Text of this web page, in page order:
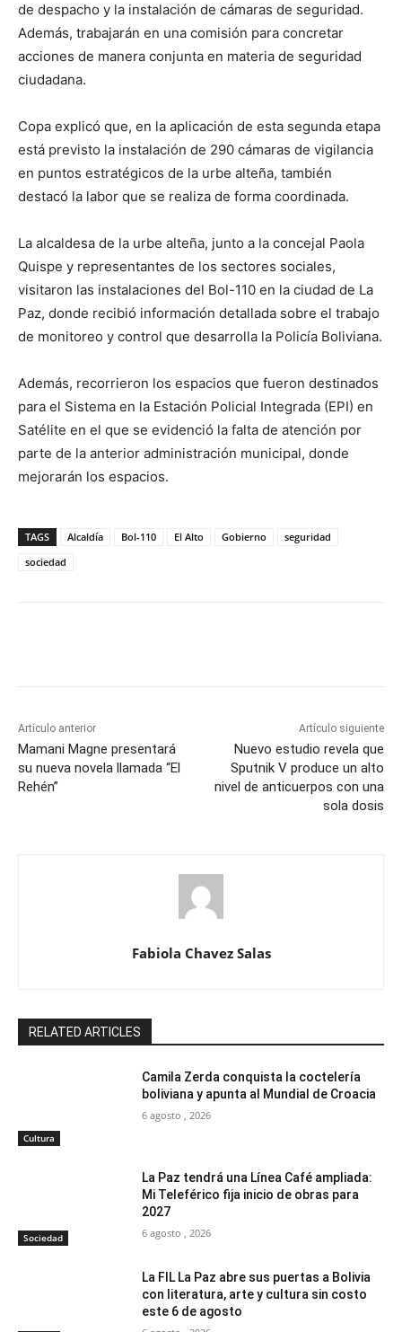
de despacho y la instalación de cámaras de seguridad.
Además, trabajarán en una comisión para concretar
acciones de manera conjunta en materia de seguridad
ciudadana.
Copa explicó que, en la aplicación de esta segunda etapa
está previsto la instalación de 290 cámaras de vigilancia
en puntos estratégicos de la urbe alteña, también
destacó la labor que se realiza de forma coordinada.
La alcaldesa de la urbe alteña, junto a la concejal Paola
Quispe y representantes de los sectores sociales,
visitaron las instalaciones del Bol-110 en la ciudad de La
Paz, donde recibió información detallada sobre el trabajo
de monitoreo y control que desarrolla la Policía Boliviana.
Además, recorrieron los espacios que fueron destinados
para el Sistema en la Estación Policial Integrada (EPI) en
Satélite en el que se evidenció la falta de atención por
parte de la anterior administración municipal, donde
mejorarán los espacios.
TAGS Alcaldía Bol-110 El Alto Gobierno
seguridad
sociedad
Artículo anterior
Mamani Magne presentará
su nueva novela llamada “El
Rehén”
Artículo siguiente
Nuevo estudio revela que
Sputnik V produce un alto
nivel de anticuerpos con una
sola dosis
Fabiola Chavez Salas
RELATED ARTICLES
Cultura
Camila Zerda conquista la coctelería
boliviana y apunta al Mundial de Croacia
6 agosto , 2026
Sociedad
La Paz tendrá una Línea Café ampliada:
Mi Teleférico fija inicio de obras para
2027
6 agosto , 2026
La FIL La Paz abre sus puertas a Bolivia
con literatura, arte y cultura sin costo
este 6 de agosto